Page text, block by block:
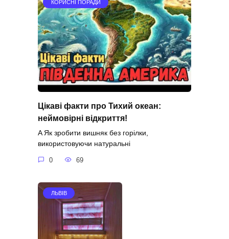
КОРИСНІ ПОРАДИ
Цікаві факти про Тихий океан:
неймовірні відкриття!
A Як зробити вишняк без горілки,
використовуючи натуральні
0 69
ЛЬВІВ